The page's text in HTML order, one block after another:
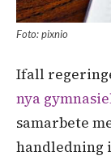
Foto: pixnio
Ifall
nya
samarbete
handledning